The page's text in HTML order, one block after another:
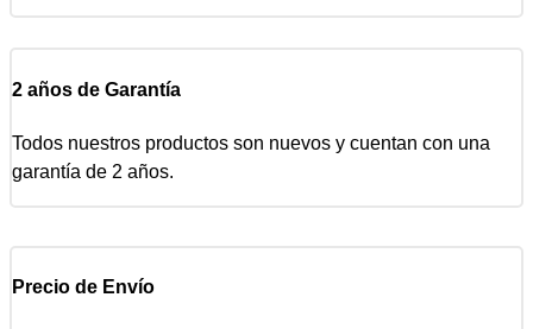
2 años de Garantía
Todos nuestros productos son nuevos y cuentan con una
garantía de 2 años.
Precio de Envío